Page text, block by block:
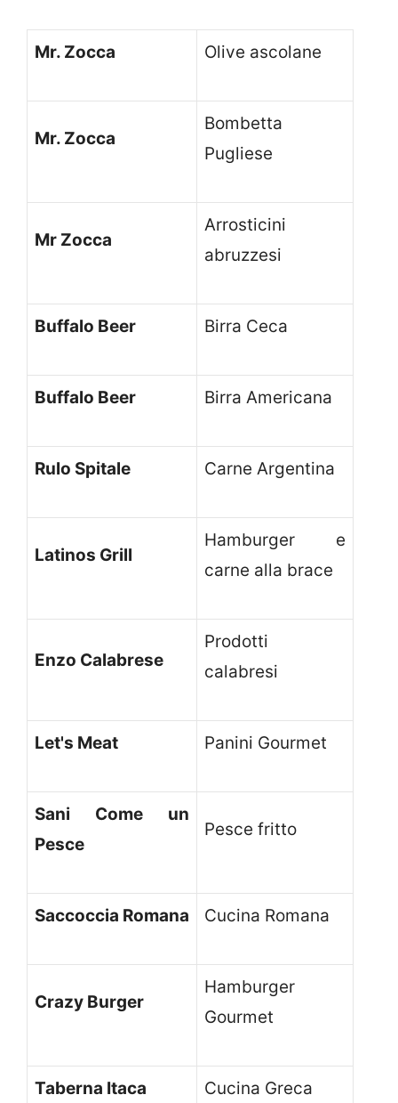
Mr. Zocca Olive ascolane
Mr. Zocca
Bombetta
Pugliese
Mr Zocca
Arrosticini
abruzzesi
Buffalo Beer Birra Ceca
Buffalo Beer Birra Americana
Rulo Spitale Carne Argentina
Latinos Grill
Hamburger e
carne alla brace
Enzo Calabrese
Prodotti
calabresi
Let's Meat Panini Gourmet
Sani Come un
Pesce
Pesce fritto
Saccoccia Romana Cucina Romana
Crazy Burger
Hamburger
Gourmet
Taberna Itaca Cucina Greca